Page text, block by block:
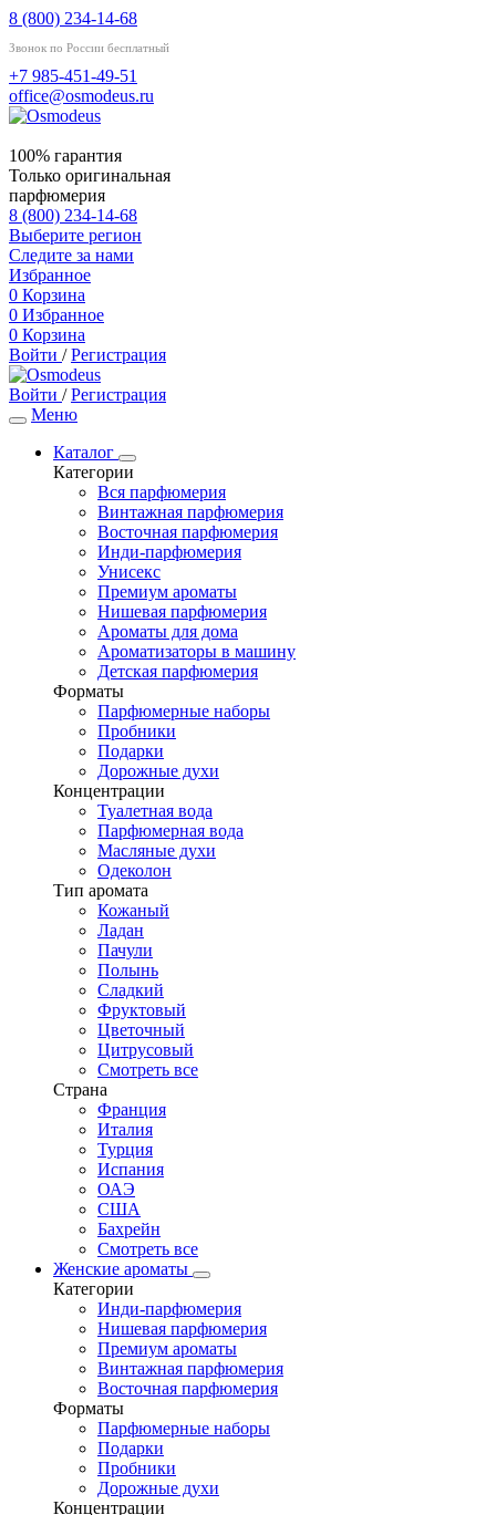
8 (800) 234-14-68
Звонок по России бесплатный
+7 985-451-49-51
office@osmodeus.ru
100% гарантия
Только оригинальная
парфюмерия
8 (800) 234-14-68
Выберите регион
Следите за нами
Избранное
0 Корзина
0 Избранное
0 Корзина
Войти / Регистрация
Войти / Регистрация
Меню
Каталог
Категории
Вся парфюмерия
Винтажная парфюмерия
Восточная парфюмерия
Инди-парфюмерия
Унисекс
Премиум ароматы
Нишевая парфюмерия
Ароматы для дома
Ароматизаторы в машину
Детская парфюмерия
Форматы
Парфюмерные наборы
Пробники
Подарки
Дорожные духи
Концентрации
Туалетная вода
Парфюмерная вода
Масляные духи
Одеколон
Тип аромата
Кожаный
Ладан
Пачули
Полынь
Сладкий
Фруктовый
Цветочный
Цитрусовый
Смотреть все
Страна
Франция
Италия
Турция
Испания
ОАЭ
США
Бахрейн
Смотреть все
Женские ароматы
Категории
Инди-парфюмерия
Нишевая парфюмерия
Премиум ароматы
Винтажная парфюмерия
Восточная парфюмерия
Форматы
Парфюмерные наборы
Подарки
Пробники
Дорожные духи
Концентрации